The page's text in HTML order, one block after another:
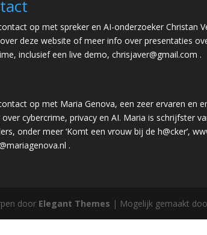
op met spreker en AI-onderzoeker Christan
deze website of meer info over presentaties
inclusief een live demo,chrisjaver@gmail.com .
op met Maria Genova, een zeer ervaren en
over cybercrime, privacy en AI. Maria is schrijfster
onder meer ‘Komt een vrouw bij de h@cker’,
.
door Elegant Themes | Mogelijk gemaakt